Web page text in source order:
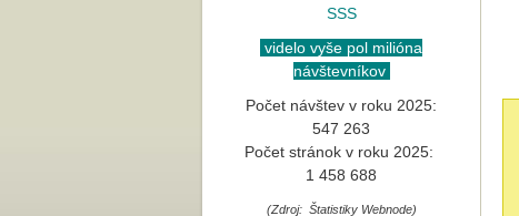
SSS
videlo vyše pol milióna
návštevníkov
Počet návštev v roku 2025:
547 263
Počet stránok v roku 2025:
1 458 688
(Zdroj: Štatistiky Webnode)